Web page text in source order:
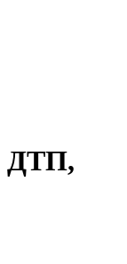
ДТП,